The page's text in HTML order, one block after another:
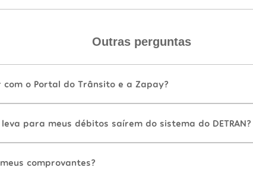
Outras perguntas
com o Portal do Trânsito e a Zapay?
para meus débitos saírem do sistema do DETRAN?
comprovantes?